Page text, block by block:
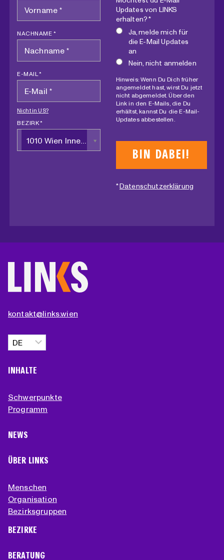
NACHNAME *
E-MAIL *
Nicht inUS?
BEZIRK *
1010 Wien Innere Stadt
Updates von LINKS
erhalten? *
Ja, melde mich für
die E-Mail Updates
an
Nein, nicht anmelden
Hinweis: Wenn Du Dich früher
angemeldet hast, wirst Du jetzt
nicht abgemeldet. Über den
Link in den E-Mails, die Du
erhältst, kannst Du die E-Mail-
Updates abbestellen.
*Datenschutzerklärung
kontakt@links.wien
Sprache
auswählen
INHALTE
Schwerpunkte
Programm
NEWS
ÜBER LINKS
Menschen
Organisation
Bezirksgruppen
BEZIRKE
BERATUNG